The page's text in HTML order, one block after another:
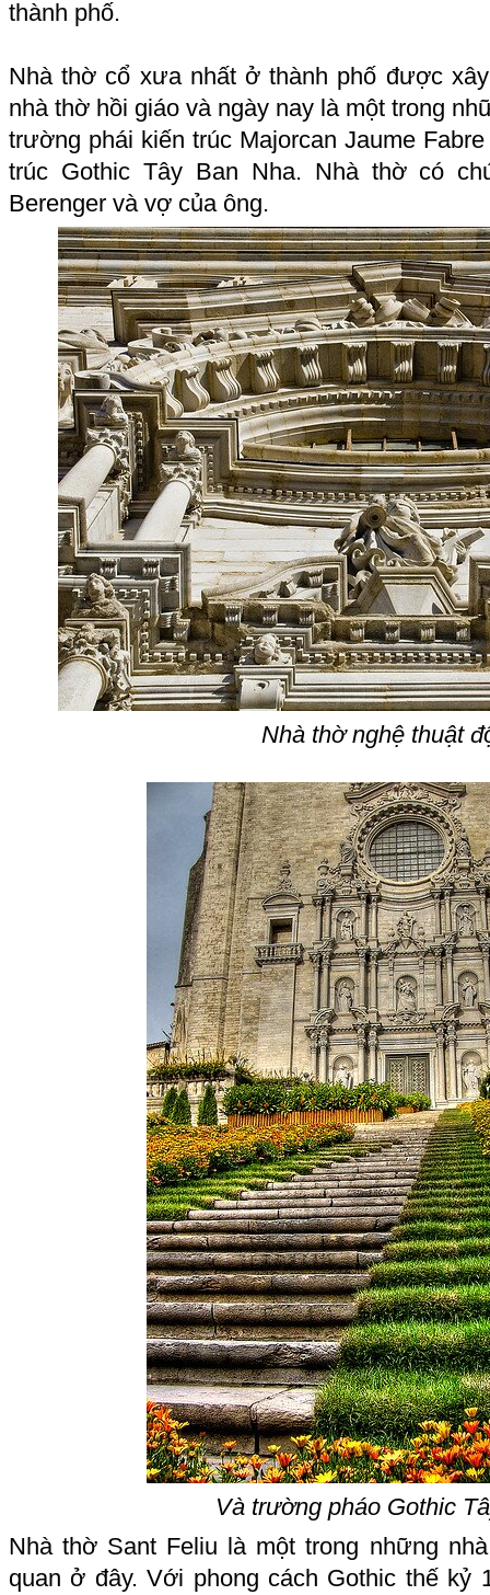
thành phố.
Nhà thờ cổ xưa nhất ở thành phố được
nhà thờ hồi giáo và ngày nay là một trong
trường phái kiến trúc Majorcan Jaume
trúc Gothic Tây Ban Nha. Nhà thờ có
Berenger và vợ của ông.
Nhà thờ nghệ thuật
Và trường pháo Gothic
Nhà thờ Sant Feliu là một trong những
quan ở đây. Với phong cách Gothic thế kỷ